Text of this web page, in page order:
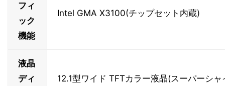
フィ
ック
機能
Intel GMA X3100(チップセット内蔵)
液晶
ディ
12.1型ワイド TFTカラー液晶(スーパーシ